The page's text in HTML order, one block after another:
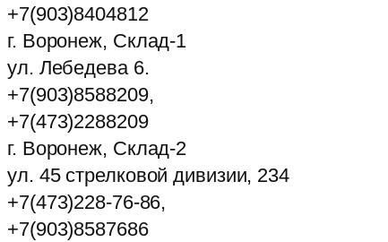
+7(903)8404812
г. Воронеж, Склад-1
ул. Лебедева 6.
+7(903)8588209,
+7(473)2288209
г. Воронеж, Склад-2
ул. 45 стрелковой дивизии, 234
+7(473)228-76-86,
+7(903)8587686